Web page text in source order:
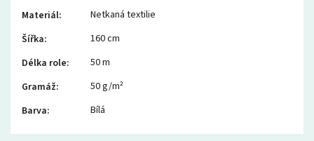
Materiál:
Netkaná textilie
Šířka:
160 cm
Délka role:
50 m
Gramáž:
50 g/m²
Barva: Bílá